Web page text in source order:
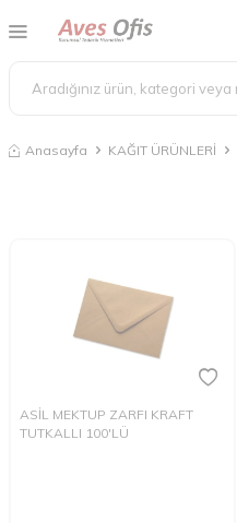
Anasayfa KAĞIT ÜRÜNLERİ
ASİL MEKTUP ZARFI KRAFT
TUTKALLI 100'LÜ